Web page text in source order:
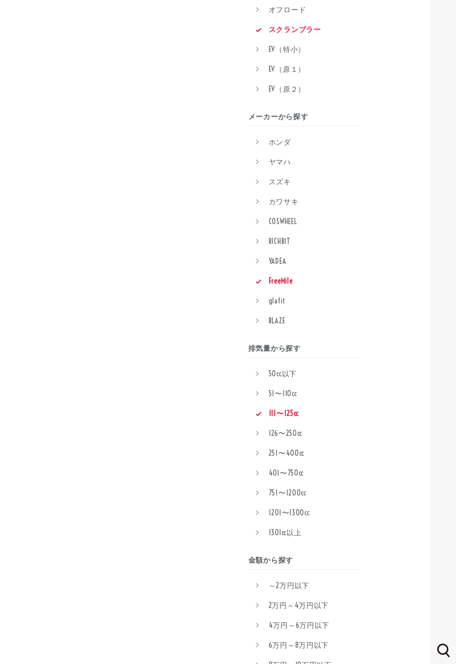
オフロード
スクランブラー
EV（特小）
EV（原１）
EV（原２）
メーカーから探す
ホンダ
ヤマハ
スズキ
カワサキ
COSWHEEL
RICHBIT
YADEA
FreeMile
glafit
BLAZE
排気量から探す
50cc以下
51〜110cc
111〜125cc
126〜250cc
251〜400cc
401〜750cc
751〜1200cc
1201〜1300cc
1301cc以上
金額から探す
～2万円以下
2万円～4万円以下
4万円～6万円以下
6万円～8万円以下